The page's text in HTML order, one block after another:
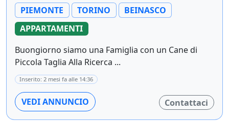
PIEMONTE TORINO
BEINASCO
APPARTAMENTI
Buongiorno siamo una Famiglia con un Cane di
Piccola Taglia Alla Ricerca ...
Inserito: 2 mesi fa alle 14:36
VEDI ANNUNCIO Contattaci